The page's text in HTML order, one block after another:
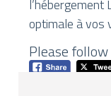
l’hébergement
optimale à vos
Please